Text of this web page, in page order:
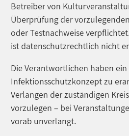
Betreiber von
Überprüfung der
oder Testnachweise
ist datenschutzrechtlich nicht
Die Verantwortlichen haben
Infektionsschutzkonzept zu
Verlangen der zuständigen
vorzulegen – bei
vorab unverlangt.